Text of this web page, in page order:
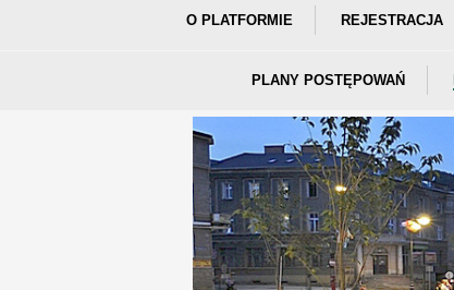
O PLATFORMIE REJESTRACJA
PLANY POSTĘPOWAŃ